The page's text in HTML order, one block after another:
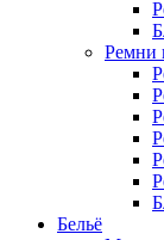
Ремни
Бельё